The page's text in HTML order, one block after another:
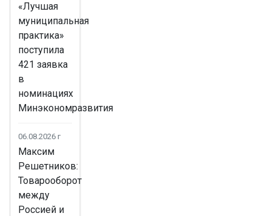
«Лучшая
муниципальная
практика»
поступила
421 заявка
в
номинациях
Минэкономразвития
06.08.2026 г
Максим
Решетников:
Товарооборот
между
Россией и